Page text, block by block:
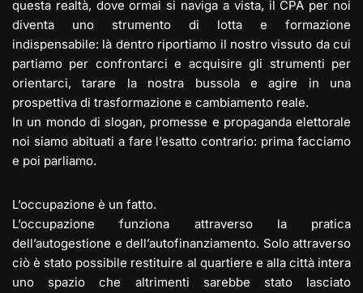
questa realtà, dove ormai si naviga a vista, il CPA per noi
diventa uno strumento di lotta e formazione
indispensabile: là dentro riportiamo il nostro vissuto da cui
partiamo per confrontarci e acquisire gli strumenti per
orientarci, tarare la nostra bussola e agire in una
prospettiva di trasformazione e cambiamento reale.
In un mondo di slogan, promesse e propaganda elettorale
noi siamo abituati a fare l’esatto contrario: prima facciamo
e poi parliamo.
L’occupazione è un fatto.
L’occupazione funziona attraverso la pratica
dell’autogestione e dell’autofinanziamento. Solo attraverso
ciò è stato possibile restituire al quartiere e alla città intera
uno spazio che altrimenti sarebbe stato lasciato